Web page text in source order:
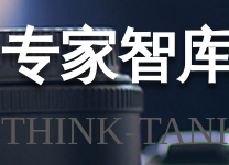
专家智
THINK-